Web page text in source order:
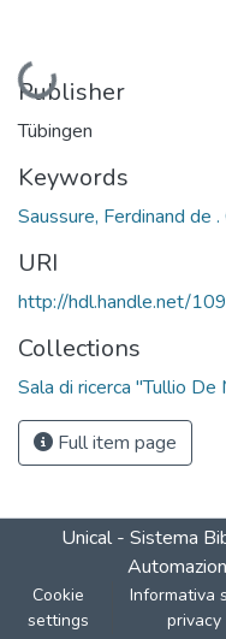
Loading...
Publisher
Tübingen
Keywords
Saussure, Ferdinand de
URI
http://hdl.handle.net/
Collections
Sala di ricerca "Tullio De
Full item page
Unical - Sistema
Cookie
settings
Informativa
privacy